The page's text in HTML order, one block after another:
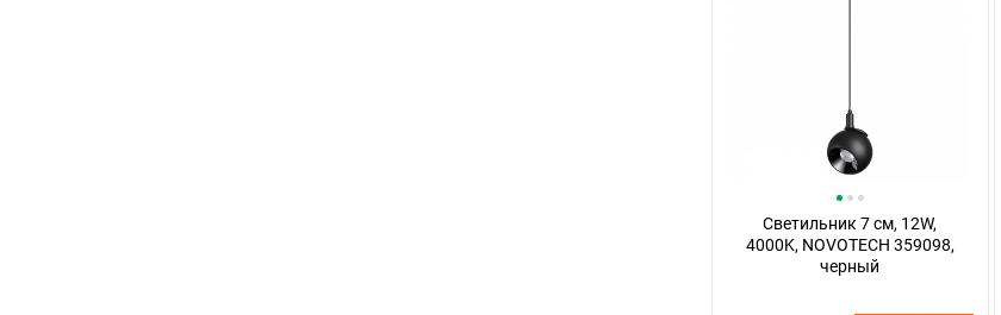
Светильник 7 см, 12W,
4000K, NOVOTECH 359098,
черный